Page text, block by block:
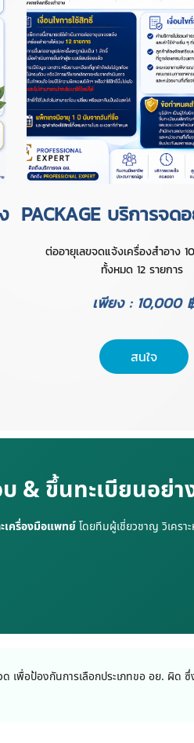
PACKAGE บริการจด
ต่ออายุเลขจดแจ้งเครื่องสำอาง
ทั้งหมด 12 รายการ
เพียง : 10,000
สนใจ
& ขึ้นทะเบียนอย่
ะเครื่องมือแพทย์ โดยทีมผู้เชี่ยวชาญ วิเครา
เพื่อป้องกันการเลือกประเภทขอ อย. ผิด ซึ่